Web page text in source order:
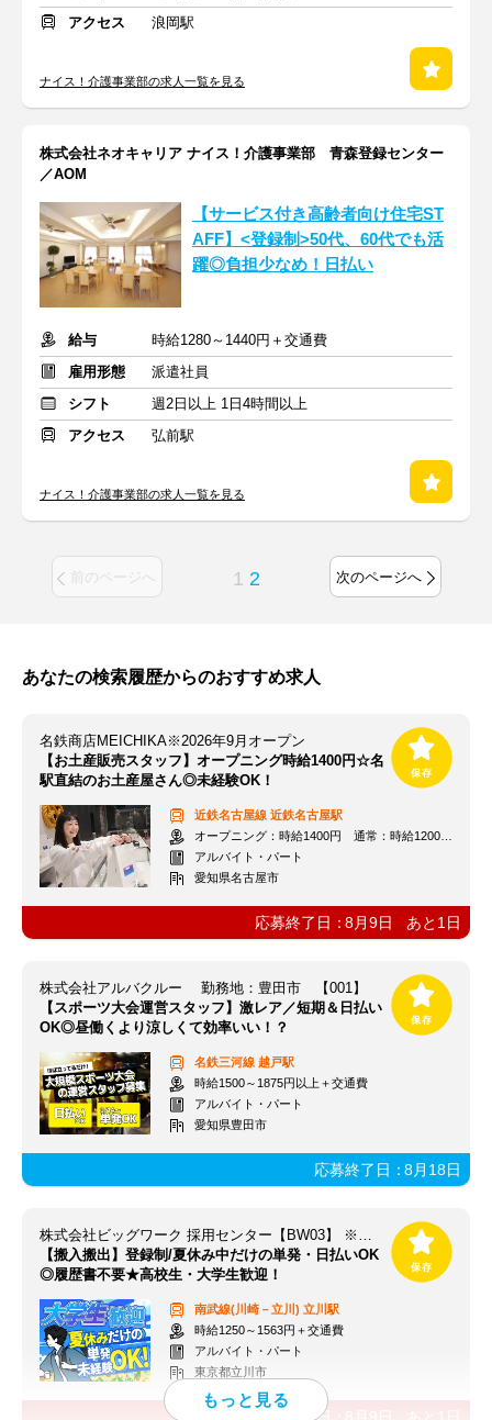
アクセス
浪岡駅
ナイス！介護事業部の求人一覧を見る
株式会社ネオキャリア ナイス！介護事業部 青森登録センター
／AOM
【サービス付き高齢者向け住宅ST
AFF】<登録制>50代、60代でも活
躍◎負担少なめ！日払い
給与
時給1280～1440円＋交通費
雇用形態
派遣社員
シフト
週2日以上 1日4時間以上
アクセス
弘前駅
ナイス！介護事業部の求人一覧を見る
前のページへ 1 2 次のページへ
あなたの検索履歴からのおすすめ求人
名鉄商店MEICHIKA※2026年9月オープン
【お土産販売スタッフ】オープニング時給1400円☆名
駅直結のお土産屋さん◎未経験OK！
近鉄名古屋線 近鉄名古屋駅
オープニング：時給1400円 通常：時給1200円～＋交通費全額支給
アルバイト・パート
愛知県名古屋市
応募終了日：8月9日 あと 1 日
株式会社アルバクルー 勤務地：豊田市 【001】
【スポーツ大会運営スタッフ】激レア／短期＆日払い
OK◎昼働くより涼しくて効率いい！？
名鉄三河線 越戸駅
時給1500～1875円以上＋交通費
アルバイト・パート
愛知県豊田市
応募終了日：8月18日
株式会社ビッグワーク 採用センター【BW03】 ※立川エリア
【搬入搬出】登録制/夏休み中だけの単発・日払いOK
◎履歴書不要★高校生・大学生歓迎！
南武線(川崎－立川) 立川駅
時給1250～1563円＋交通費
アルバイト・パート
東京都立川市